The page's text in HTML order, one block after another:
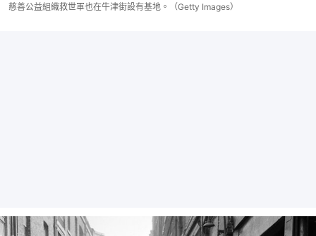
慈善公益組織救世軍也在牛津街設有基地。（Getty Images）